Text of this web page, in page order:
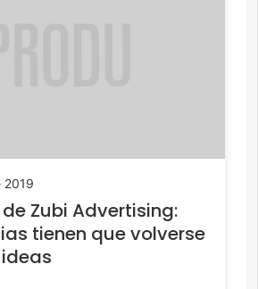
2019
Zubi Advertising:
tienen que volverse